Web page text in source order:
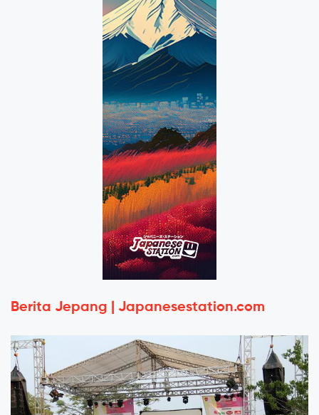
Berita Jepang | Japanesestation.com